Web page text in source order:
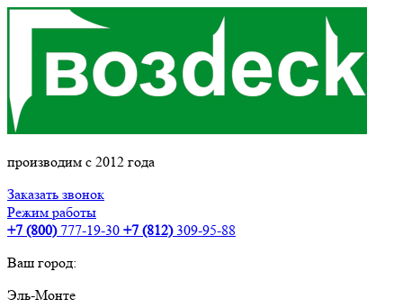
производим с 2012 года
Заказать звонок
Режим работы
+7 (800)777-19-30 +7 (812)309-95-88
Ваш город:
Эль-Монте